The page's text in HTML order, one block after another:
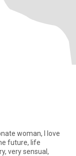
woman, I love
future, life